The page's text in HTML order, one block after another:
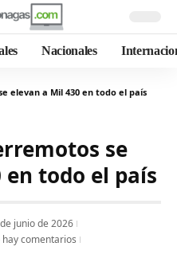
Nacionales
elevan a Mil 430 en todo el país
se
todo el país
junio de 2026
hay comentarios